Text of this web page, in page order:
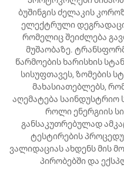
ბუშინგის ძელაკის
ელექტრული
რომელიც შეიძლება
მუშაობაზე.
წარმოების ხარისხის
სისუფთავეს, ზომების
მახასიათებლებს,
აღემატება საინდუსტრიო
როლი ენერგიის
განსაკუთრებულად
ტესტირების
ვალიდაციას ახდენს მის
პირობებში და